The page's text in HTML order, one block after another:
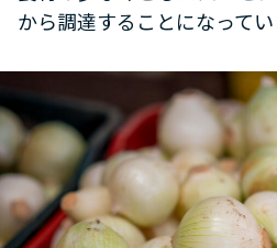
から調達することになってい